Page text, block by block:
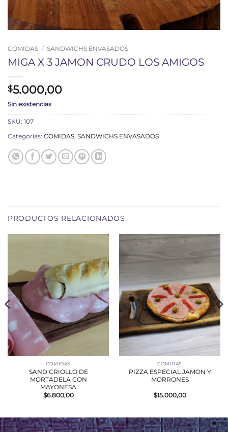
COMIDAS / SANDWICHS ENVASADOS
MIGA X 3 JAMON CRUDO LOS AMIGOS
$5.000,00
Sin existencias
SKU: 107
Categorías: COMIDAS, SANDWICHS ENVASADOS
PRODUCTOS RELACIONADOS
COMIDAS
SAND CRIOLLO DE
MORTADELA CON
MAYONESA
$6.800,00
COMIDAS
PIZZA ESPECIAL JAMON Y
MORRONES
$15.000,00